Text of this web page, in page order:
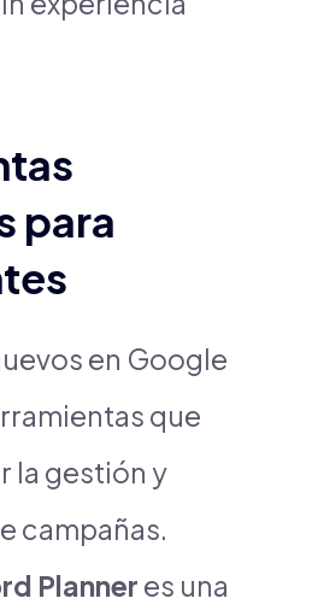
para
en Google
que
la gestión y
campañas.
Planner es una